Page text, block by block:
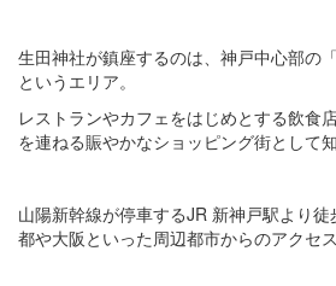
生田神社が鎮座するのは、神戸中心部の
というエリア。
レストランやカフェをはじめとする飲食
を連ねる賑やかなショッピング街として
山陽新幹線が停車するJR 新神戸駅より
都や大阪といった周辺都市からのアクセス